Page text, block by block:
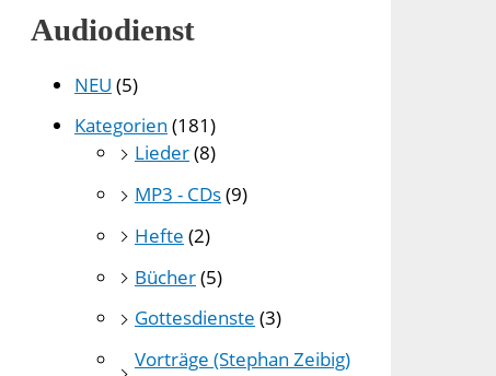
Audiodienst
NEU (5)
Kategorien (181)
Lieder(8)
MP3 - CDs(9)
Hefte (2)
Bücher(5)
Gottesdienste (3)
Vorträge (Stephan Zeibig)